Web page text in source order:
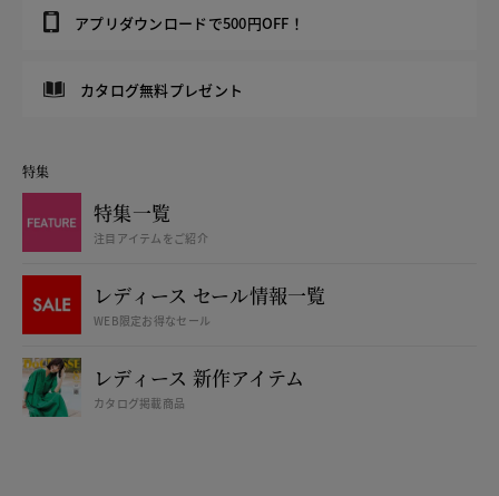
アプリダウンロードで500円OFF！
カタログ無料プレゼント
特集
特集一覧
注目アイテムをご紹介
レディース セール情報一覧
WEB限定お得なセール
レディース 新作アイテム
カタログ掲載商品